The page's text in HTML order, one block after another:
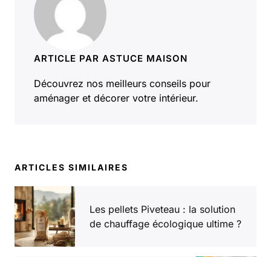
ARTICLE PAR ASTUCE MAISON
Découvrez nos meilleurs conseils pour
aménager et décorer votre intérieur.
ARTICLES SIMILAIRES
Les pellets Piveteau : la solution
de chauffage écologique ultime ?